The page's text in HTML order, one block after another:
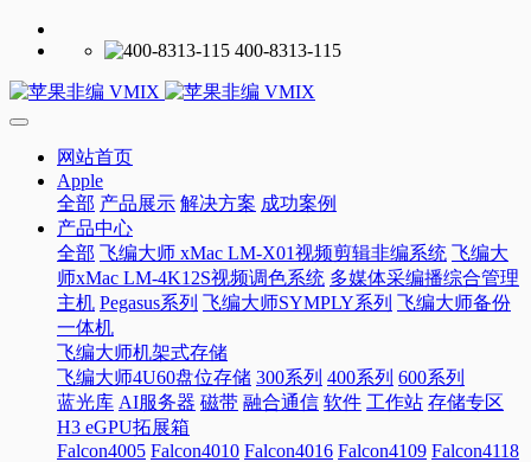
400-8313-115
网站首页
Apple
全部 产品展示 解决方案 成功案例
产品中心
全部 飞编大师 xMac LM-X01视频剪辑非编系统 飞编大
师xMac LM-4K12S视频调色系统 多媒体采编播综合管理
主机 Pegasus系列 飞编大师SYMPLY系列 飞编大师备份
一体机
飞编大师机架式存储
飞编大师4U60盘位存储 300系列 400系列 600系列
蓝光库 AI服务器 磁带 融合通信 软件 工作站 存储专区
H3 eGPU拓展箱
Falcon4005 Falcon4010 Falcon4016 Falcon4109 Falcon4118